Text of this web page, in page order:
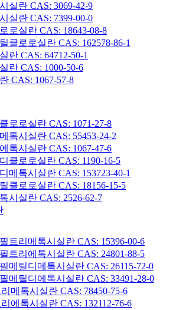
실란 CAS: 3069-42-9
실란 CAS: 7399-00-0
로실란 CAS: 18643-08-8
클로로실란 CAS: 162578-86-1
란 CAS: 64712-50-1
란 CAS: 1000-50-6
CAS: 1067-57-8
로로실란 CAS: 1071-27-8
톡시실란 CAS: 55453-24-2
톡시실란 CAS: 1067-47-6
클로로실란 CAS: 1190-16-5
메톡시실란 CAS: 153723-40-1
클로로실란 CAS: 18156-15-5
시실란 CAS: 2526-62-7
트리메톡시실란 CAS: 15396-00-6
트리에톡시실란 CAS: 24801-88-5
메틸디메톡시실란 CAS: 26115-72-0
메틸디에톡시실란 CAS: 33491-28-0
메톡시실란 CAS: 78450-75-6
에톡시실란 CAS: 132112-76-6